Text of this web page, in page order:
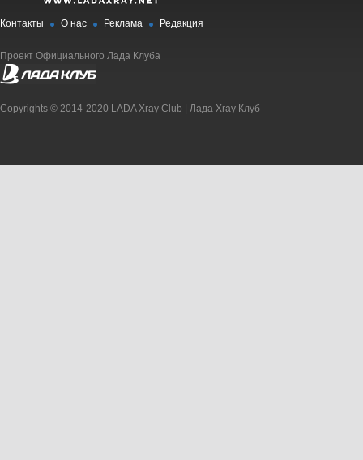
Контакты О нас Реклама Редакция
Проект Официального Лада Клуба
Copyrights © 2014-2020 LADA Xray Club | Лада Xray Клуб